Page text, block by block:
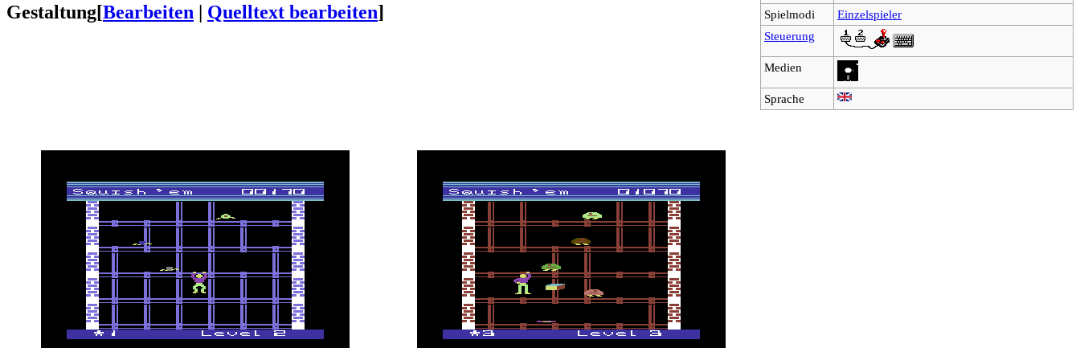
Spielmodi
Einzelspieler
Steuerung
Medien
Sprache
Gestaltung[Bearbeiten Quelltext bearbeiten]